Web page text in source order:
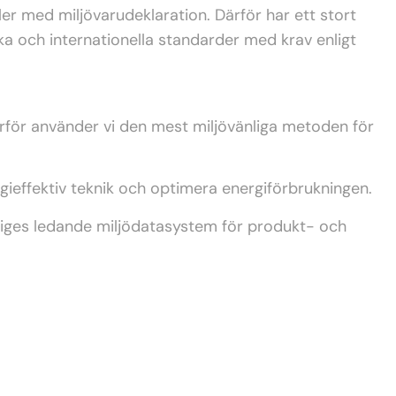
med miljövarudeklaration. Därför har ett stort
och internationella standarder med krav enligt
använder vi den mest miljövänliga metoden för
teknik och optimera energiförbrukningen.
ledande miljödatasystem för produkt- och